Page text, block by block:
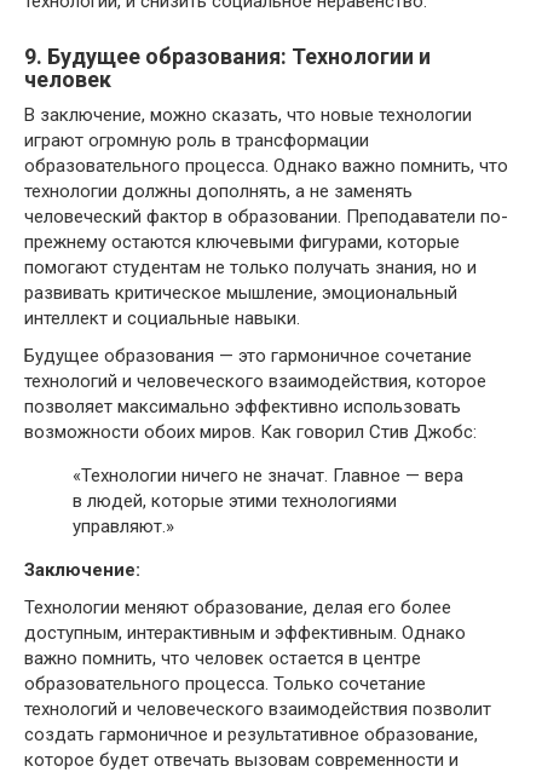
9. Будущее образования: Технологии и
человек
В заключение, можно сказать, что новые технологии
играют огромную роль в трансформации
образовательного процесса. Однако важно помнить, что
технологии должны дополнять, а не заменять
человеческий фактор в образовании. Преподаватели по-
прежнему остаются ключевыми фигурами, которые
помогают студентам не только получать знания, но и
развивать критическое мышление, эмоциональный
интеллект и социальные навыки.
Будущее образования — это гармоничное сочетание
технологий и человеческого взаимодействия, которое
позволяет максимально эффективно использовать
возможности обоих миров. Как говорил Стив Джобс:
«Технологии ничего не значат. Главное — вера
в людей, которые этими технологиями
управляют.»
Заключение:
Технологии меняют образование, делая его более
доступным, интерактивным и эффективным. Однако
важно помнить, что человек остается в центре
образовательного процесса. Только сочетание
технологий и человеческого взаимодействия позволит
создать гармоничное и результативное образование,
которое будет отвечать вызовам современности и